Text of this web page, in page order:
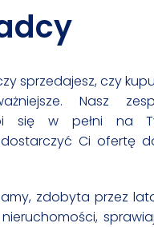
sprzedajesz, czy
Nasz
się w pełni na
Ci ofertę
zdobyta przez